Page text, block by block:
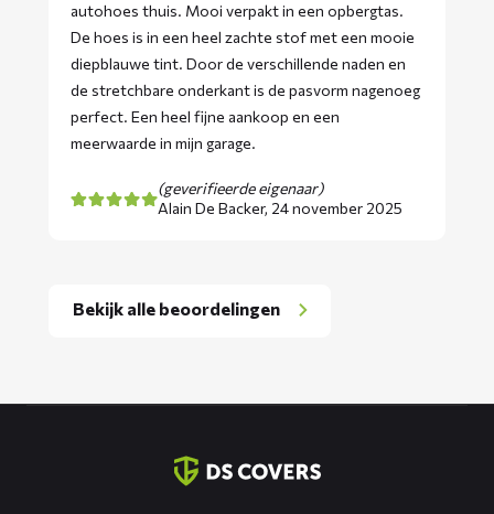
autohoes thuis. Mooi verpakt in een opbergtas.
De hoes is in een heel zachte stof met een mooie
diepblauwe tint. Door de verschillende naden en
de stretchbare onderkant is de pasvorm nagenoeg
perfect. Een heel fijne aankoop en een
meerwaarde in mijn garage.
(geverifieerde eigenaar)
Alain De Backer, 24 november 2025
Bekijk alle beoordelingen